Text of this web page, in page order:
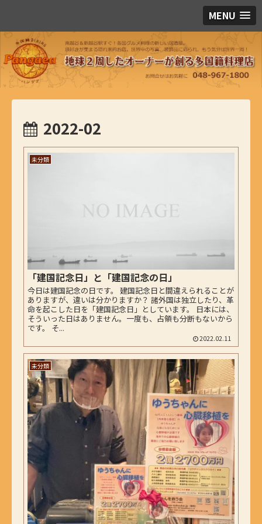
MENU
2022-02
未分類
「建国記念日」と「建国記念の日」
今日は建国記念の日です。 建国記念日と間違えられることが
ありますが、違いは分かりますか？ 諸外国は独立したり、革
命を起こした日を「建国記念日」としています。 日本には、
そういった日はありません。一度も、占領も分断もないから
です。 そ...
2022.02.11
未分類